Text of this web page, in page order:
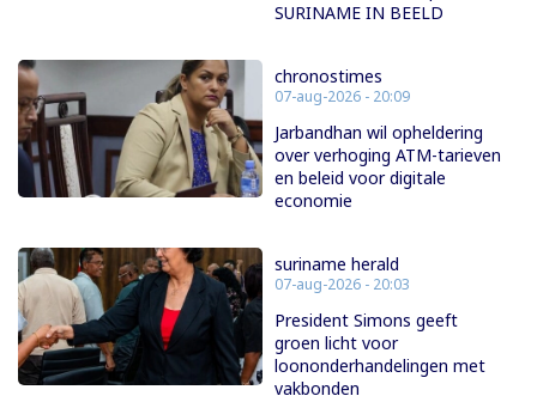
SURINAME IN BEELD
chronostimes
07-aug-2026 - 20:09
Jarbandhan wil opheldering
over verhoging ATM-tarieven
en beleid voor digitale
economie
suriname herald
07-aug-2026 - 20:03
President Simons geeft
groen licht voor
loononderhandelingen met
vakbonden